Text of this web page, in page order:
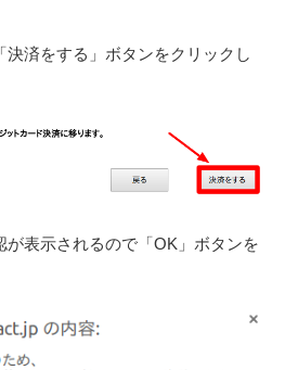
決済をする」ボタンをクリックし
が表示されるので「OK」ボタンを